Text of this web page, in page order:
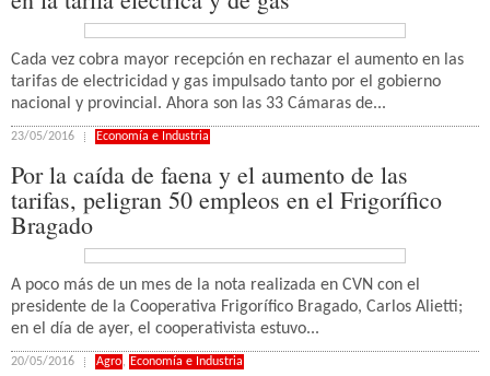
Cada vez cobra mayor recepción en rechazar el aumento en las
tarifas de electricidad y gas impulsado tanto por el gobierno
nacional y provincial. Ahora son las 33 Cámaras de...
23/05/2016 Economía e Industria
Por la caída de faena y el aumento de las
tarifas, peligran 50 empleos en el Frigorífico
Bragado
A poco más de un mes de la nota realizada en CVN con el
presidente de la Cooperativa Frigorífico Bragado, Carlos Alietti;
en el día de ayer, el cooperativista estuvo...
20/05/2016 Agro, Economía e Industria